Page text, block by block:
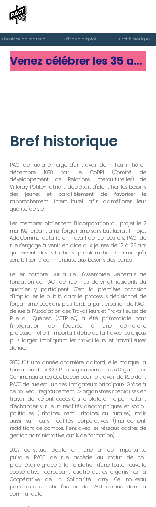
Livraison de matériel Offres d'emploi Bref historique
Faire un don
Venez célébrer les 35 ans de PACT de rue
Bref historique
PACT de rue a émergé d'un travail de milieu initié en
décembre 1990 par le CoDRI (Comité de
développement de Relations Interculturelles) de
Villeray, Petite-Patrie. L'idée était d'identifier les besoins
des jeunes et parallèlement, de favoriser le
rapprochement interculturel afin d'améliorer leur
qualité de vie.
Les membres obtiennent l'incorporation du projet le 2
mai 1991, créant ainsi l'organisme sans but lucratif Projet
Ado Communautaire en Travail de rue. Dès lors, PACT de
rue s'engage à venir en aide aux jeunes de 12 à 25 ans
qui vivent des situations problématiques ainsi qu'à
sensibiliser la communauté aux besoins des jeunes.
Le 1er octobre 1991 a lieu l'Assemblée Générale de
fondation de PACT de rue. Plus de vingt résidents du
quartier y participent. C'est la première occasion
d'impliquer le public dans le processus décisionnel de
l'organisme. Deux ans plus tard, la participation de PACT
de rue à l'Association des Travailleurs et Travailleuses de
Rue du Québec (ATTRueQ) a été primordiale pour
l'intégration de l'équipe à une démarche
professionnelle. Il importait d'être au fait avec les enjeux
plus larges impliquant les travailleurs et travailleuses
de rue.
2007 fût une année charnière: d'abord, elle marque la
fondation du ROCQTR, le Regroupement des Organismes
Communautaires Québécois pour le travail de Rue dont
PACT de rue est l'un des instigateurs principaux. Grâce à
ce nouveau regroupement, 22 organismes spécialisés en
travail de rue ont accès à une plateforme permettant
d'échanger sur leurs réalités géographiques et socio-
politiques (urbaines, semi-urbaines ou rurales), mais
aussi sur leurs réalités corporatives (financement,
redditions de compte, liens avec les réseaux, cadres de
gestion administrative, outils de formation).
2007 constitue également une année importante
puisque PACT de rue accède au statut de co-
propriétaire grâce à la fondation d'une toute nouvelle
coopérative regroupant quatre autres organismes, la
Coopérative de la Solidarité Jarry. Ce nouveau
partenaire enrichit l'action de PACT de rue dans la
communauté.